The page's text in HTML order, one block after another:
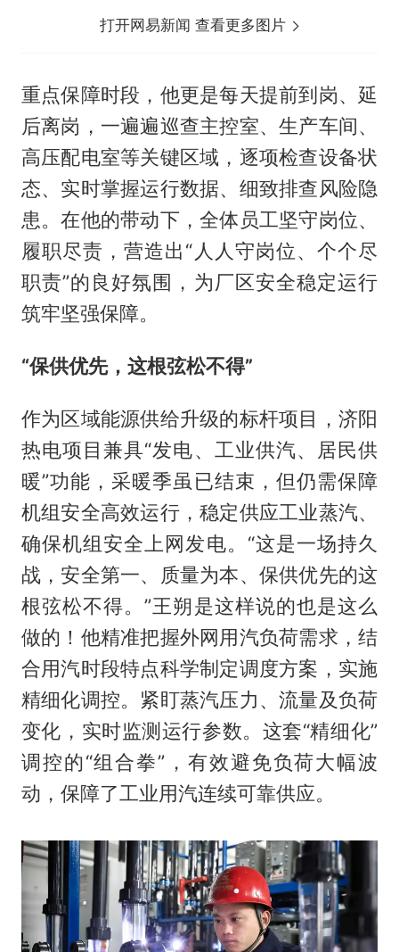
打开网易新闻 查看更多图片
重点保障时段，他更是每天提前到岗、延
后离岗，一遍遍巡查主控室、生产车间、
高压配电室等关键区域，逐项检查设备状
态、实时掌握运行数据、细致排查风险隐
患。在他的带动下，全体员工坚守岗位、
履职尽责，营造出“人人守岗位、个个尽
职责”的良好氛围，为厂区安全稳定运行
筑牢坚强保障。
“保供优先，这根弦松不得”
作为区域能源供给升级的标杆项目，济阳
热电项目兼具“发电、工业供汽、居民供
暖”功能，采暖季虽已结束，但仍需保障
机组安全高效运行，稳定供应工业蒸汽、
确保机组安全上网发电。“这是一场持久
战，安全第一、质量为本、保供优先的这
根弦松不得。”王朔是这样说的也是这么
做的！他精准把握外网用汽负荷需求，结
合用汽时段特点科学制定调度方案，实施
精细化调控。紧盯蒸汽压力、流量及负荷
变化，实时监测运行参数。这套“精细化”
调控的“组合拳”，有效避免负荷大幅波
动，保障了工业用汽连续可靠供应。